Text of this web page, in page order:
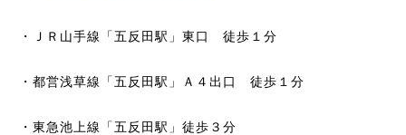
・ＪＲ山手線「五反田駅」東口 徒歩１分
・都営浅草線「五反田駅」Ａ４出口 徒歩１分
・東急池上線「五反田駅」徒歩３分